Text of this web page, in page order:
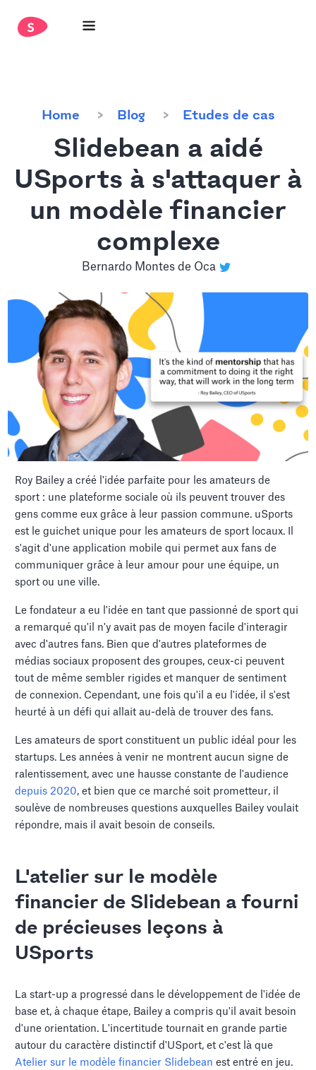
Home Blog Etudes de cas
Slidebean a aidé
USports à s'attaquer à
un modèle financier
complexe
Bernardo Montes de Oca
Roy Bailey a créé l'idée parfaite pour les amateurs de
sport : une plateforme sociale où ils peuvent trouver des
gens comme eux grâce à leur passion commune. uSports
est le guichet unique pour les amateurs de sport locaux. Il
s'agit d'une application mobile qui permet aux fans de
communiquer grâce à leur amour pour une équipe, un
sport ou une ville.
Le fondateur a eu l'idée en tant que passionné de sport qui
a remarqué qu'il n'y avait pas de moyen facile d'interagir
avec d'autres fans. Bien que d'autres plateformes de
médias sociaux proposent des groupes, ceux-ci peuvent
tout de même sembler rigides et manquer de sentiment
de connexion. Cependant, une fois qu'il a eu l'idée, il s'est
heurté à un défi qui allait au-delà de trouver des fans.
Les amateurs de sport constituent un public idéal pour les
startups. Les années à venir ne montrent aucun signe de
ralentissement, avec une hausse constante de l'audience
depuis 2020, et bien que ce marché soit prometteur, il
soulève de nombreuses questions auxquelles Bailey voulait
répondre, mais il avait besoin de conseils.
L'atelier sur le modèle
financier de Slidebean a fourni
de précieuses leçons à
USports
La start-up a progressé dans le développement de l'idée de
base et, à chaque étape, Bailey a compris qu'il avait besoin
d'une orientation. L'incertitude tournait en grande partie
autour du caractère distinctif d'USport, et c'est là que
Atelier sur le modèle financier Slidebean est entré en jeu.